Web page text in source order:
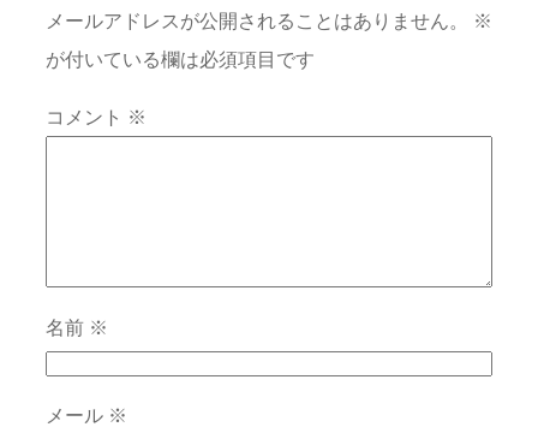
メールアドレスが公開されることはありません。
※
が付いている欄は必須項目です
コメント ※
名前 ※
メール ※